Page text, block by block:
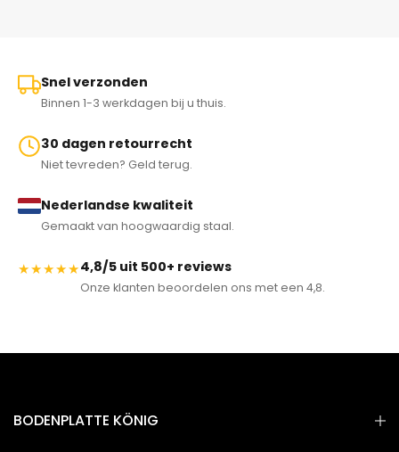
Snel verzonden
Binnen 1-3 werkdagen bij u thuis.
30 dagen retourrecht
Niet tevreden? Geld terug.
Nederlandse kwaliteit
Gemaakt van hoogwaardig staal.
★★★★★4,8/5 uit 500+ reviews
Onze klanten beoordelen ons met een 4,8.
BODENPLATTE KÖNIG